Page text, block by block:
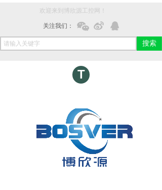
T
关注我们：
欢迎来到博欣源工控网！
搜索